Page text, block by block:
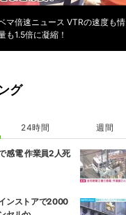
マ倍速ニュース VTRの速度も情
も1.5倍に凝縮！
グ
24時間 週間
感電 作業員2人死
ンストアで2000